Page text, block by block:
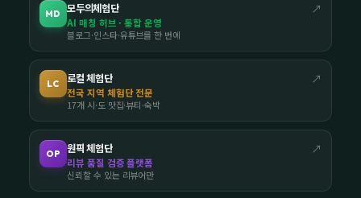
MD 모두의체험단 ↗
AI 매칭 허브 · 통합 운영
블로그·인스타·유튜브를 한 번에
LC 로컬 체험단 ↗
전국 지역 체험단 전문
17개 시·도 맛집·뷰티·숙박
OP 원픽 체험단 ↗
리뷰 품질 검증 플랫폼
신뢰할 수 있는 리뷰어만